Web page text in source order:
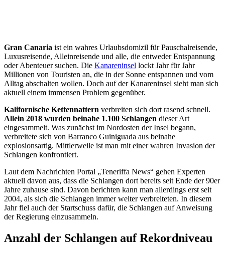
Gran Canaria ist ein wahres Urlaubsdomizil für Pauschalreisende,
Luxusreisende, Alleinreisende und alle, die entweder Entspannung
oder Abenteuer suchen. Die Kanareninsel lockt Jahr für Jahr
Millionen von Touristen an, die in der Sonne entspannen und vom
Alltag abschalten wollen. Doch auf der Kanareninsel sieht man sich
aktuell einem immensen Problem gegenüber.
Kalifornische Kettennattern verbreiten sich dort rasend schnell.
Allein 2018 wurden beinahe 1.100 Schlangen dieser Art
eingesammelt. Was zunächst im Nordosten der Insel begann,
verbreitete sich von Barranco Guiniguada aus beinahe
explosionsartig. Mittlerweile ist man mit einer wahren Invasion der
Schlangen konfrontiert.
Laut dem Nachrichten Portal „Teneriffa News“ gehen Experten
aktuell davon aus, dass die Schlangen dort bereits seit Ende der 90er
Jahre zuhause sind. Davon berichten kann man allerdings erst seit
2004, als sich die Schlangen immer weiter verbreiteten. In diesem
Jahr fiel auch der Startschuss dafür, die Schlangen auf Anweisung
der Regierung einzusammeln.
Anzahl der Schlangen auf Rekordniveau